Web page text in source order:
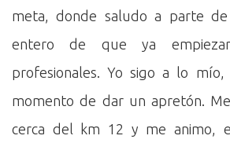
meta, donde saludo a parte
entero de que ya
profesionales. Yo sigo a lo
momento de dar un apretón.
cerca del km 12 y me animo,